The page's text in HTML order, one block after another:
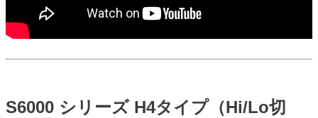
S6000 シリーズ H4タイプ（Hi/Lo切